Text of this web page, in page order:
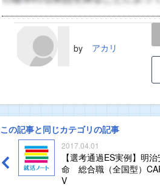
by アカリ
LINE
この記事と同じカテゴリの記事
2017.04.01
【選考通過ES実例】明
命 総合職（全国型）
V